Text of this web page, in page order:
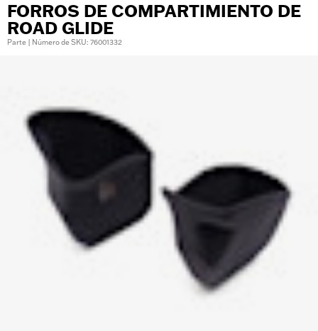
FORROS DE COMPARTIMIENTO DE
ROAD GLIDE
Parte | Número de SKU: 76001332